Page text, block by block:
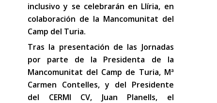
inclusivo y se celebrarán en Llíria, en
colaboración de la Mancomunitat del
Camp del Turia.
Tras la presentación de las Jornadas
por parte de la Presidenta de la
Mancomunitat del Camp de Turia, Mª
Carmen Contelles, y del Presidente
del CERMI CV, Juan Planells, el